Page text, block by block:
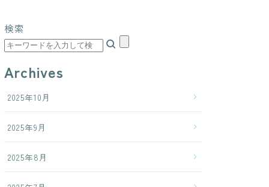
検索
Archives
2025年10月
2025年9月
2025年8月